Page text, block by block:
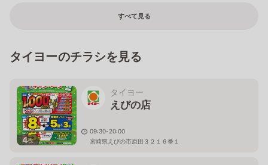
すべて見る
タイヨーのチラシを見る
4枚
タイヨー
えびの店
09:30-20:00
宮崎県えびの市原田３２１６番１